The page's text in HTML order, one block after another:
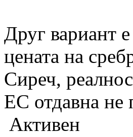
Друг вариант
цената на
Сиреч,
ЕС отдавна не
Активен